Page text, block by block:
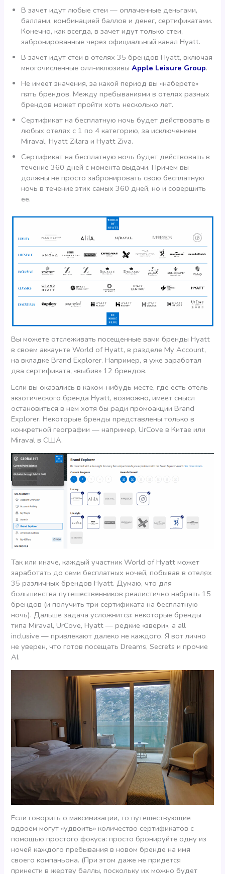
В зачет идут любые стеи — оплаченные деньгами,
баллами, комбинацией баллов и денег, сертификатами.
Конечно, как всегда, в зачет идут только стеи,
забронированные через официальный канал Hyatt.
В зачет идут стеи в отелях 35 брендов Hyatt, включая
многочисленные олл-иклюзивыApple Leisure Group.
Не имеет значения, за какой период вы «наберете»
пять брендов. Между пребываниями в отелях разных
брендов может пройти хоть несколько лет.
Сертификат на бесплатную ночь будет действовать в
любых отелях с 1 по 4 категорию, за исключением
Miraval, Hyatt Zilara и Hyatt Ziva.
Сертификат на бесплатную ночь будет действовать в
течение 360 дней с момента выдачи. Причем вы
должны не просто забронировать свою бесплатную
ночь в течение этих самых 360 дней, но и совершить
ее.
Вы можете отслеживать посещенные вами бренды Hyatt
в своем аккаунте World of Hyatt, в разделе My Account,
на вкладке Brand Explorer. Например, я уже заработал
два сертификата, «выбив» 12 брендов.
Если вы оказались в каком-нибудь месте, где есть отель
экзотического бренда Hyatt, возможно, имеет смысл
остановиться в нем хотя бы ради промоакции Brand
Explorer. Некоторые бренды представлены только в
конкретной географии — например, UrCove в Китае или
Miraval в США.
Так или иначе, каждый участник World of Hyatt может
заработать до семи бесплатных ночей, побывав в отелях
35 различных брендов Hyatt. Думаю, что для
большинства путешественников реалистично набрать 15
брендов (и получить три сертификата на бесплатную
ночь). Дальше задача усложнится: некоторые бренды
типа Miraval, UrCove, Hyatt — редкие «звери», а all
inclusive — привлекают далеко не каждого. Я вот лично
не уверен, что готов посещать Dreams, Secrets и прочие
AI.
Если говорить о максимизации, то путешествующие
вдвоём могут «удвоить» количество сертификатов с
помощью простого фокуса: просто бронируйте одну из
ночей каждого пребывания в новом бренде на имя
своего компаньона. (При этом даже не придется
принести в жертву баллы, поскольку их можно будет